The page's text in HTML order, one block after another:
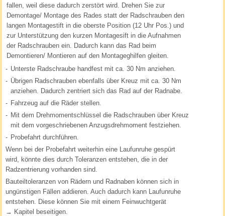
fallen, weil diese dadurch zerstört wird. Drehen Sie zur
Demontage/ Montage des Rades statt der Radschrauben den
langen Montagestift in die oberste Position (12 Uhr Pos.) und
zur Unterstützung den kurzen Montagesift in die Aufnahmen
der Radschrauben ein. Dadurch kann das Rad beim
Demontieren/ Montieren auf den Montageghilfen gleiten.
- Unterste Radschraube handfest mit ca. 30 Nm anziehen.
- Übrigen Radschrauben ebenfalls über Kreuz mit ca. 30 Nm
anziehen. Dadurch zentriert sich das Rad auf der Radnabe.
- Fahrzeug auf die Räder stellen.
- Mit dem Drehmomentschlüssel die Radschrauben über Kreuz
mit dem vorgeschriebenen Anzugsdrehmoment festziehen.
- Probefahrt durchführen.
Wenn bei der Probefahrt weiterhin eine Laufunruhe gespürt
wird, könnte dies durch Toleranzen entstehen, die in der
Radzentrierung vorhanden sind.
Bauteiltoleranzen von Rädern und Radnaben können sich in
ungünstigen Fällen addieren. Auch dadurch kann Laufunruhe
entstehen. Diese können Sie mit einem Feinwuchtgerät
→ Kapitel beseitigen.